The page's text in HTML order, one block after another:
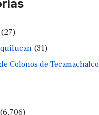
(27)
(31)
Colonos de Tecamachalco
(6,706)